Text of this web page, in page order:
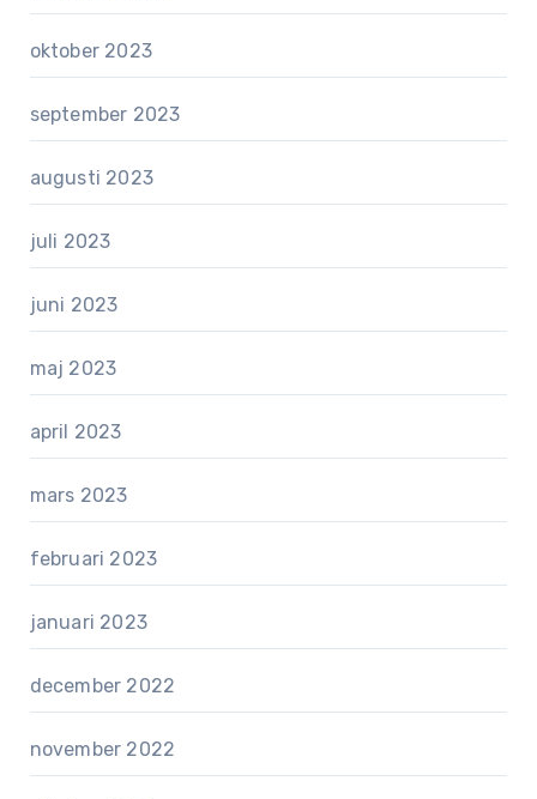
oktober 2023
september 2023
augusti 2023
juli 2023
juni 2023
maj 2023
april 2023
mars 2023
februari 2023
januari 2023
december 2022
november 2022